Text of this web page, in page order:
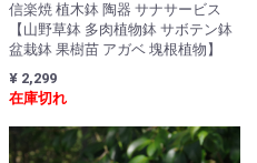
信楽焼 植木鉢 陶器 サナサービス
【山野草鉢 多肉植物鉢 サボテン鉢
盆栽鉢 果樹苗 アガベ 塊根植物】
¥ 2,299
在庫切れ